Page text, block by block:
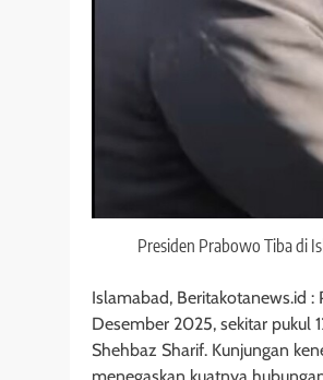
Presiden Prabowo Tiba di
Islamabad, Beritakotanews.id
Desember 2025, sekitar pukul
Shehbaz Sharif. Kunjungan